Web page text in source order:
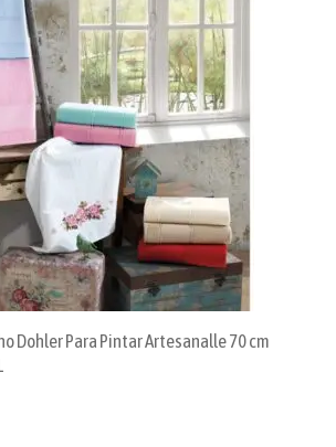
Dohler Para Pintar Artesanalle 70 cm